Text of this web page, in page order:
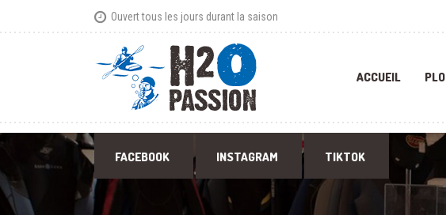
Ouvert tous les jours durant la saison
ACCUEIL
FACEBOOK INSTAGRAM TIKTOK